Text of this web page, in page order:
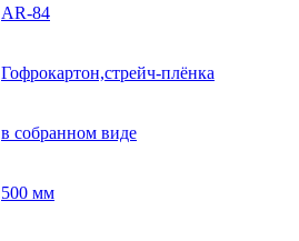
AR-84
Гофрокартон,стрейч-плёнка
в собранном виде
500 мм